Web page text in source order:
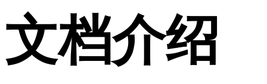
文档介绍